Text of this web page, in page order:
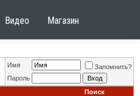
Видео Магазин
Имя
Запомнить?
Пароль
Поиск